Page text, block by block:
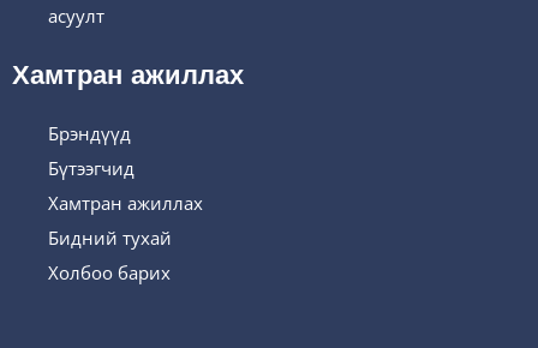
асуулт
Хамтран ажиллах
Брэндүүд
Бүтээгчид
Хамтран ажиллах
Бидний тухай
Холбоо барих